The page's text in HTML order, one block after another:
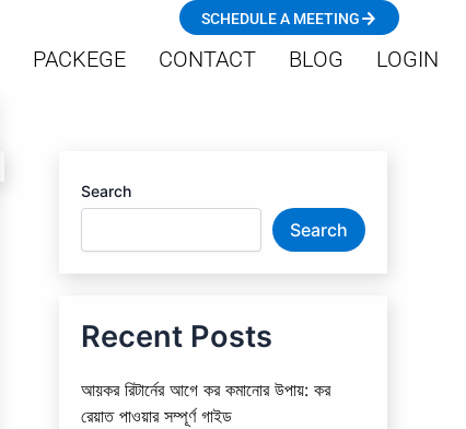
SCHEDULE A MEETING
PACKEGE CONTACT BLOG LOGIN
Search
Search
Recent Posts
আয়কর রিটার্নের আগে কর কমানোর উপায়: কর
রেয়াত পাওয়ার সম্পূর্ণ গাইড